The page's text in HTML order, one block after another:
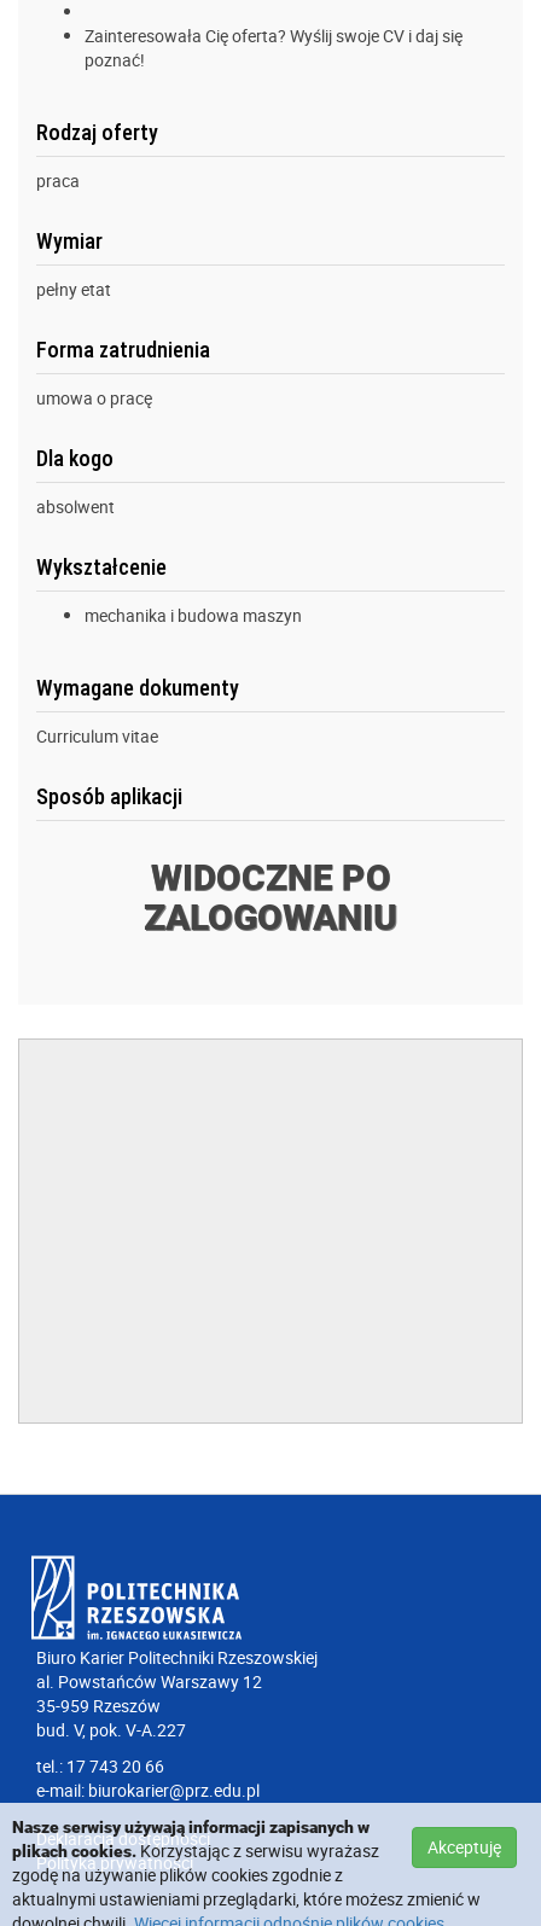
Zainteresowała Cię oferta? Wyślij swoje CV i daj się
poznać!
Rodzaj oferty
praca
Wymiar
pełny etat
Forma zatrudnienia
umowa o pracę
Dla kogo
absolwent
Wykształcenie
mechanika i budowa maszyn
Wymagane dokumenty
Curriculum vitae
Sposób aplikacji
WIDOCZNE PO
ZALOGOWANIU
Biuro Karier Politechniki Rzeszowskiej
al. Powstańców Warszawy 12
35-959 Rzeszów
bud. V, pok. V-A.227
tel.: 17 743 20 66
e-mail: biurokarier@prz.edu.pl
Deklaracja dostępności
Polityka prywatności
Akceptuję
Nasze serwisy używają informacji zapisanych w
plikach cookies.Korzystając z serwisu wyrażasz
zgodę na używanie plików cookies zgodnie z
aktualnymi ustawieniami przeglądarki, które możesz zmienić w